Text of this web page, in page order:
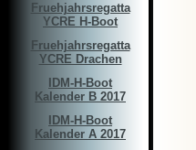
Fruehjahrsregatta
YCRE H-Boot
Fruehjahrsregatta
YCRE Drachen
IDM-H-Boot
Kalender B 2017
IDM-H-Boot
Kalender A 2017